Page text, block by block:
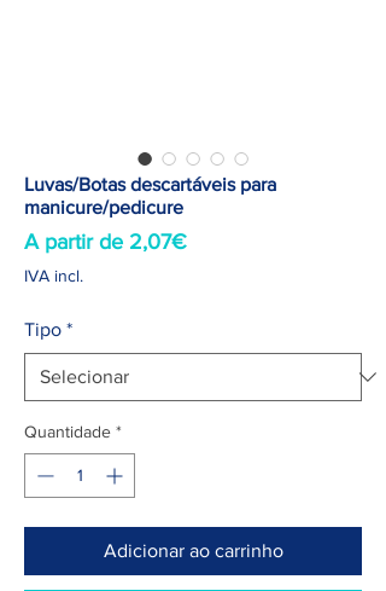
Luvas/Botas descartáveis para
manicure/pedicure
A partir de 2,07€Preço
IVA incl.
Tipo *
Quantidade *
Adicionar ao carrinho